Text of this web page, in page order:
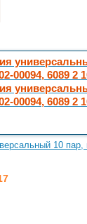
10 пар,